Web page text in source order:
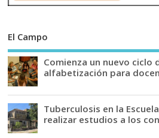
El Campo
Comienza un nuevo ciclo
alfabetización para
Tuberculosis en la
realizar estudios a los